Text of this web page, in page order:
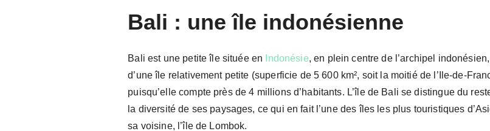
Bali : une île indonésienne
Bali est une petite île située en Indonésie, en plein centre de l’archipel
d’une île relativement petite (superficie de 5 600 km², soit la moitié de l’Ile-de-
puisqu’elle compte près de 4 millions d’habitants. L’île de Bali se distingue du
la diversité de ses paysages, ce qui en fait l’une des îles les plus touristiques
sa voisine, l’île de Lombok.